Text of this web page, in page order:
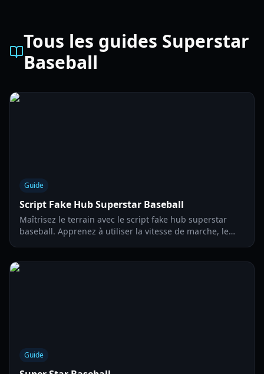
Tous les guides Superstar
Baseball
Guide
Script Fake Hub Superstar Baseball
Maîtrisez le terrain avec le script fake hub superstar
baseball. Apprenez à utiliser la vitesse de marche, le
Guide